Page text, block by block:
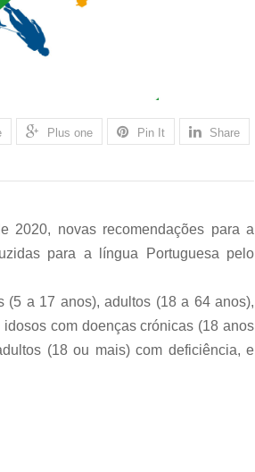
Plus one Pin It Share
2020, novas recomendações para a
para a língua Portuguesa pelo
(5 a 17 anos), adultos (18 a 64 anos),
com doenças crónicas (18 anos
(18 ou mais) com deficiência, e